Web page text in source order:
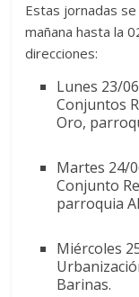
Estas jornadas
mañana hasta la
direcciones:
Lunes 23/
Conjuntos
Oro,
Martes 24/
Conjunto
parroquia
Miércoles
Barinas.